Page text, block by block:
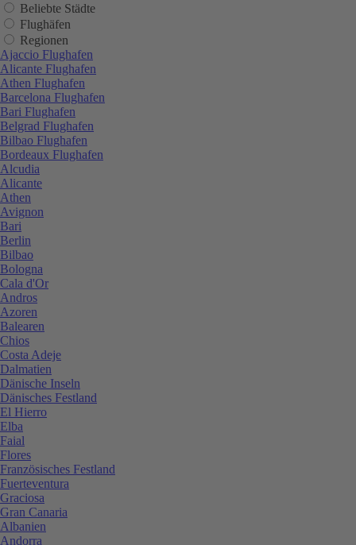
Beliebte Städte
Flughäfen
Regionen
Ajaccio Flughafen
Alicante Flughafen
Athen Flughafen
Barcelona Flughafen
Bari Flughafen
Belgrad Flughafen
Bilbao Flughafen
Bordeaux Flughafen
Alcudia
Alicante
Athen
Avignon
Bari
Berlin
Bilbao
Bologna
Cala d'Or
Andros
Azoren
Balearen
Chios
Costa Adeje
Dalmatien
Dänische Inseln
Dänisches Festland
El Hierro
Elba
Faial
Flores
Französisches Festland
Fuerteventura
Graciosa
Gran Canaria
Albanien
Andorra